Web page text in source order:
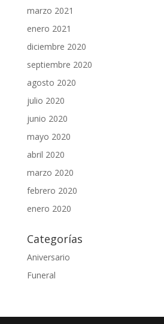
marzo 2021
enero 2021
diciembre 2020
septiembre 2020
agosto 2020
julio 2020
junio 2020
mayo 2020
abril 2020
marzo 2020
febrero 2020
enero 2020
Categorías
Aniversario
Funeral